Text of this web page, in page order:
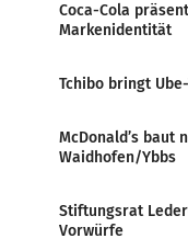
Coca-Cola
Markenidentität
Tchibo bringt
McDonald’s baut
Waidhofen/Ybbs
Stiftungsrat
Vorwürfe